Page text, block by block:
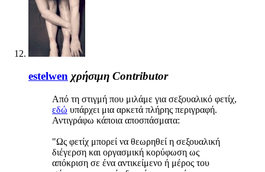
estelwen χρήσιμη Contributor
Από τη στιγμή που μιλάμε για σεξουαλικό φετίχ,
εδώ υπάρχει μια αρκετά πλήρης περιγραφή.
Αντιγράφω κάποια αποσπάσματα:
"Ως φετίχ μπορεί να θεωρηθεί η σεξουαλική
διέγερση και οργασμική κορύφωση ως
απόκριση σε ένα αντικείμενο ή μέρος του